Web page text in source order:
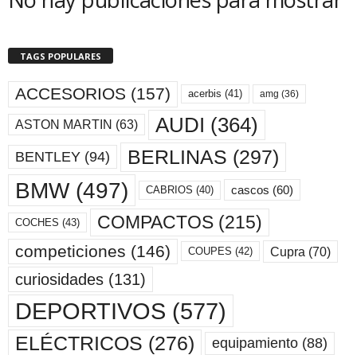
TAGS POPULARES
ACCESORIOS (157) acerbis (41) amg (36)
ASTON MARTIN (63) AUDI (364)
BENTLEY (94) BERLINAS (297)
BMW(497) CABRIOS (40) cascos (60)
COCHES (43) COMPACTOS (215)
competiciones (146) COUPES (42) Cupra (70)
curiosidades (131)
DEPORTIVOS (577)
ELÉCTRICOS (276) equipamiento (88)